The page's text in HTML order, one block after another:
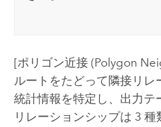
[ポリゴン近接 (Polygon
ルートをたどって隣接リレ
統計情報を特定し、出力テ
リレーションシップは 3